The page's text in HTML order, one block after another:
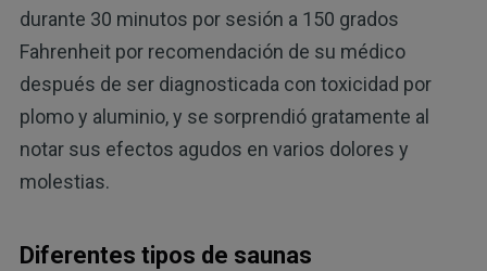
durante 30 minutos por sesión a 150 grados
Fahrenheit por recomendación de su médico
después de ser diagnosticada con toxicidad por
plomo y aluminio, y se sorprendió gratamente al
notar sus efectos agudos en varios dolores y
molestias.
Diferentes tipos de saunas